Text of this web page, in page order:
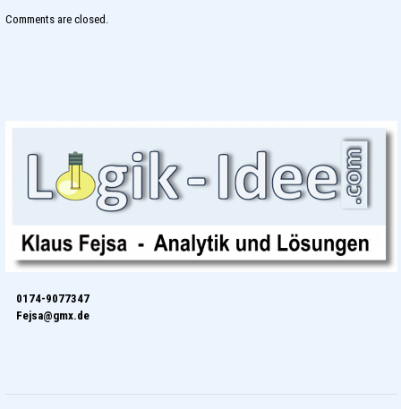
Comments are closed.
0174-9077347
Fejsa@gmx.de